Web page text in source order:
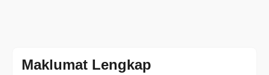
Maklumat Lengkap